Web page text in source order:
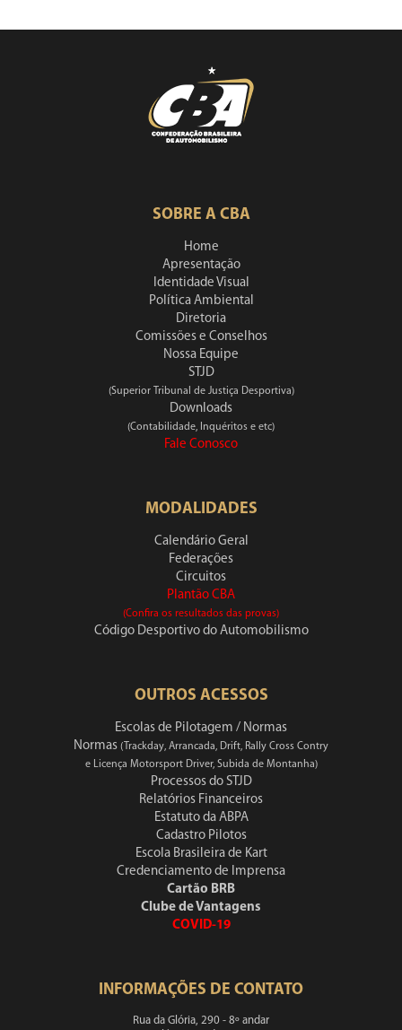
SOBRE A CBA
Home
Apresentação
Identidade Visual
Política Ambiental
Diretoria
Comissões e Conselhos
Nossa Equipe
STJD
(Superior Tribunal de Justiça Desportiva)
Downloads
(Contabilidade, Inquéritos e etc)
Fale Conosco
MODALIDADES
Calendário Geral
Federações
Circuitos
Plantão CBA
(Confira os resultados das provas)
Código Desportivo do Automobilismo
OUTROS ACESSOS
Escolas de Pilotagem / Normas
Normas (Trackday, Arrancada, Drift, Rally Cross Contry
e Licença Motorsport Driver, Subida de Montanha)
Processos do STJD
Relatórios Financeiros
Estatuto da ABPA
Cadastro Pilotos
Escola Brasileira de Kart
Credenciamento de Imprensa
Cartão BRB
Clube de Vantagens
COVID-19
INFORMAÇÕES DE CONTATO
Rua da Glória, 290 - 8º andar